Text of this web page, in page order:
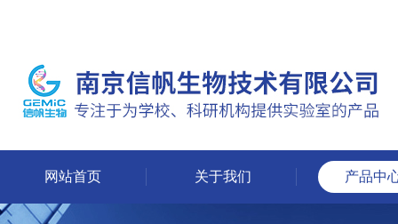
网站首页 关于我们 产品中